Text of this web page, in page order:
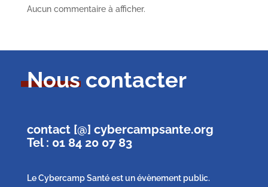
Aucun commentaire à afficher.
Nous contacter
contact [@] cybercampsante.org
Tel : 01 84 20 07 83
Le Cybercamp Santé est un évènement public.